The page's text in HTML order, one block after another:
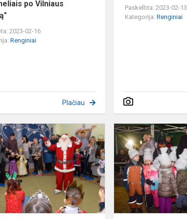
po Vilniaus
2023-02-16
Renginiai
Plačiau
Paskelbta: 2023-02-13
Kategorija:Renginiai
,,Prie
Kalėdinės
eglutės"